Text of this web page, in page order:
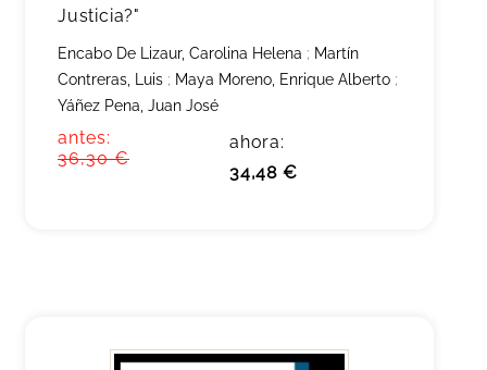
Justicia?"
Encabo De Lizaur, Carolina Helena ; Martín
Contreras, Luis ; Maya Moreno, Enrique Alberto ;
Yáñez Pena, Juan José
antes:
36,30 €
ahora:
34,48 €